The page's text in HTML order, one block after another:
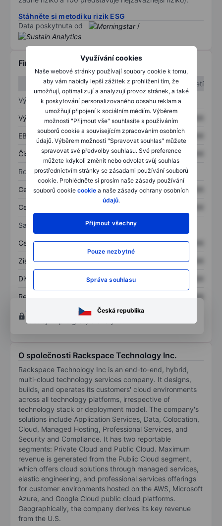
Využívání cookies
Naše webové stránky používají soubory cookie k tomu,
aby vám nabídly lepší zážitek z prohlížení tím, že
umožňují, optimalizují a analyzují provoz stránek, a také
k poskytování personalizovaného obsahu reklam a
umožňují připojení k sociálním médiím. Výběrem
možnosti "Přijmout vše" souhlasíte s používáním
souborů cookie a souvisejícím zpracováním osobních
údajů. Výběrem možnosti "Spravovat souhlas" můžete
spravovat své předvolby souhlasu. Své preference
můžete kdykoli změnit nebo odvolat svůj souhlas
prostřednictvím stránky se zásadami používání souborů
cookie. Prohlédněte si prosím naše zásady používání
souborů cookie cookie a naše zásady ochrany osobních
údajů.
Přijmout všechny
Pouze nezbytné
Správa souhlasu
Česká republika
Stáhněte si metodiku rizik ESG
Data poskytnuta od
/
Finanční informace
1. čtvrtletí
2. čtvrtletí
Výkaz zisku a ztráty
Výnos XXXXXXX XXXXXXX
EBITDA XXXXXXX XXXXXXX
Čistý příjem XXXXXXX XXXXXXX
Rozvaha
Celková aktiva XXXXXXX XXXXXXX
Celkový dluh
Sazby
Cena/tržby XXXXXXX XXXXXXX
Zisk na akcii XXXXXXX XXXXXXX
Dividenda na akcii XXXXXXX
Rentabilita kapitálu
XXXXXXX
Otevřete si účeta získejte přístup k pokročilým
nástrojům pro grafy a analýzu.
O společnosti Rackspace Technology Inc.
Rackspace Technology Inc is an end-to-end, hybrid,
multi-cloud technology services company. It designs,
builds, and operates its customers' cloud environments
across all technology platforms, irrespective of
technology stack or deployment model. The company's
solutions include Application Services, Data, Colocation,
Cloud, Managed Hosting, Professional Services, and
Security and Compliance. It has two reportable
segments: Private Cloud and Public Cloud. Maximum
revenue is generated from the Public Cloud segment,
which offers cloud solutions through managed services,
elastic engineering, and professional services offerings
for customer environments hosted on the AWS, Microsoft
Azure, and Google Cloud public cloud platforms.
Geographically, the company derives its key revenue
from the U.S.